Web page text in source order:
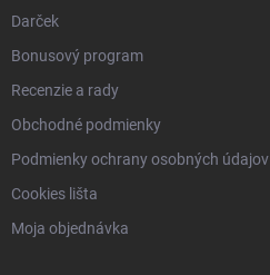
Darček
Bonusový program
Recenzie a rady
Obchodné podmienky
Podmienky ochrany osobných údajov
Cookies lišta
Moja objednávka